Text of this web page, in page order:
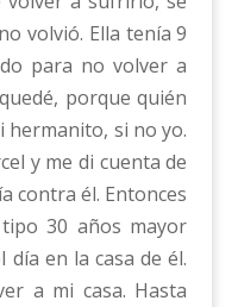
volvió. Ella tenía 9
para no volver a
porque quién
hermanito, si no yo.
y me di cuenta de
contra él. Entonces
30 años mayor
en la casa de él.
a mi casa. Hasta